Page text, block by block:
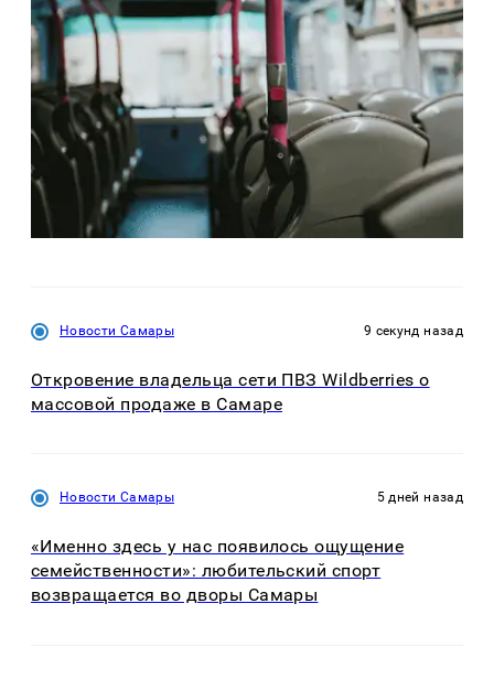
Новости Самары 9 секунд назад
Откровение владельца сети ПВЗ Wildberries о
массовой продаже в Самаре
Новости Самары 5 дней назад
«Именно здесь у нас появилось ощущение
семейственности»: любительский спорт
возвращается во дворы Самары